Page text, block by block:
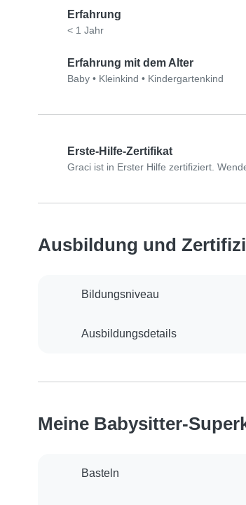
Erfahrung
< 1 Jahr
Erfahrung mit dem Alter
Baby • Kleinkind • Kindergartenkind
Erste-Hilfe-Zertifikat
Graci ist in Erster Hilfe zertifiziert.
Ausbildung und
Bildungsniveau
Ausbildungsdetails
Meine Babysitter-
Basteln